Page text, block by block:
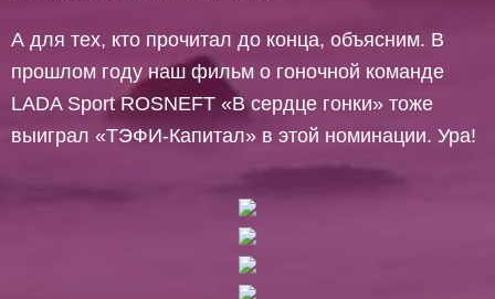
А для тех, кто прочитал до конца, объясним. В
прошлом году наш фильм о гоночной команде
LADA Sport ROSNEFT «В сердце гонки» тоже
выиграл «ТЭФИ-Капитал» в этой номинации. Ура!